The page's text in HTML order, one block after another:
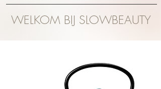
WELKOM BIJ SLOWBEAUTY